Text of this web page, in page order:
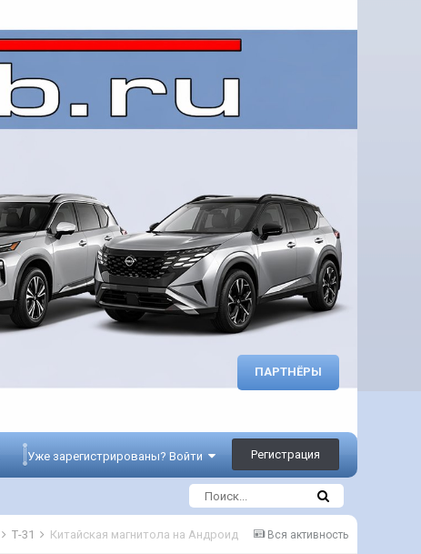
ПАРТНЁРЫ
Уже зарегистрированы? Войти Регистрация
Вся активность
Т-31 Китайская магнитола на Андроид